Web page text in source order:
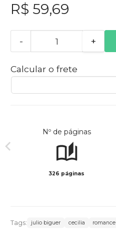
R$ 59,69
- +
Calcular o frete
Nº de páginas
326 páginas
Tags: julio biguer cecilia romance